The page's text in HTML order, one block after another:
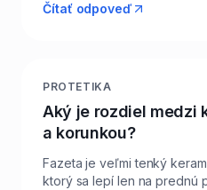
ošetrení, alebo ak slúži ako
nerozoznateľné od
pomocou digitálneho
Design), aby výsledok
rokov.
Čítať odpoveď
PROTETIKA
Aký je rozdiel medzi
a korunkou?
Fazeta je veľmi tenký
ktorý sa lepí len na prednú